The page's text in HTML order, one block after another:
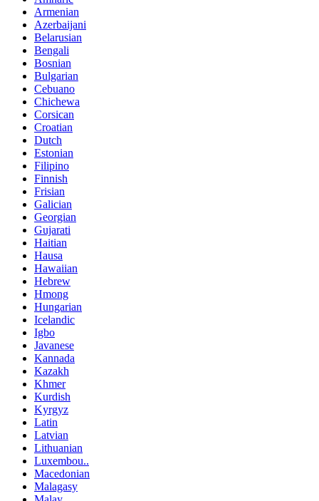
Armenian
Azerbaijani
Belarusian
Bengali
Bosnian
Bulgarian
Cebuano
Chichewa
Corsican
Croatian
Dutch
Estonian
Filipino
Finnish
Frisian
Galician
Georgian
Gujarati
Haitian
Hausa
Hawaiian
Hebrew
Hmong
Hungarian
Icelandic
Igbo
Javanese
Kannada
Kazakh
Khmer
Kurdish
Kyrgyz
Latin
Latvian
Lithuanian
Luxembou..
Macedonian
Malagasy